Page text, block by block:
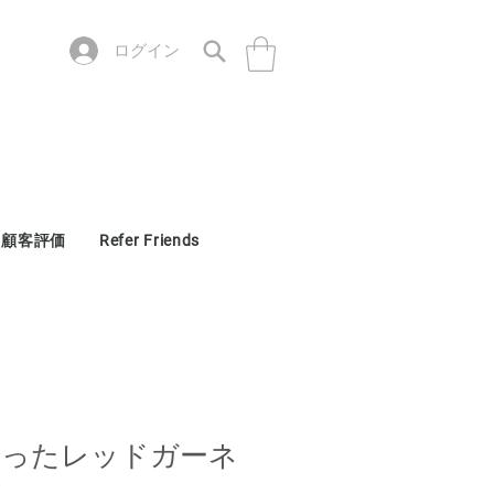
ログイン
顧客評価 Refer Friends
たレッドガーネ